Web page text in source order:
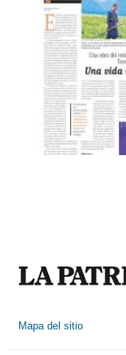
Mapa del sitio